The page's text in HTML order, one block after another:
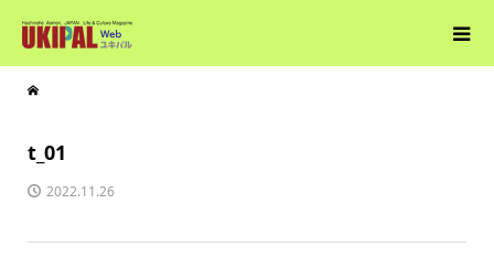
t_01
2022.11.26